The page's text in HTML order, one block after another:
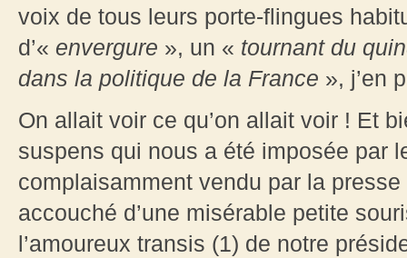
voix de tous leurs porte-flingues
d’« envergure », un « tournant du
dans la politique de la France », j’en
On allait voir ce qu’on allait voir ! Et
suspens qui nous a été imposée par
complaisamment vendu par la
accouché d’une misérable petite
l’amoureux transis (1) de notre